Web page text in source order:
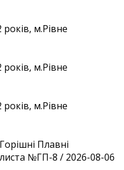
м.Рівне
м.Рівне
м.Рівне
Плавні
№ГП-8 / 2026-08-06